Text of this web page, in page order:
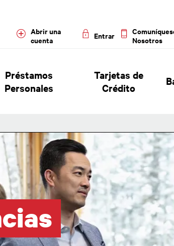
Abrir una
cuenta
Entrar
Nosotros
Menu
Préstamos
Personales
Tarjetas de
Crédito